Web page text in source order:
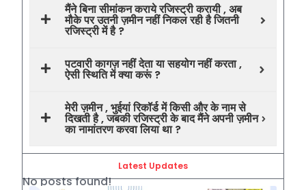
मैंने बिना सीमांकन कराये रजिस्ट्री करायी , अब
मौके पर उतनी ज़मीन नहीं निकल रही है जितनी
रजिस्ट्री में है ?
पटवारी कागज़ नहीं देता या सहयोग नहीं करता ,
ऐसी स्थिति में क्या करूं ?
मेरी ज़मीन , भुईयां रिकॉर्ड में किसी और के नाम से
दिखती है , जबकी रजिस्ट्री के बाद मैंने अपनी ज़मीन
का नामांतरण करवा लिया था ?
Latest Updates
No posts found!